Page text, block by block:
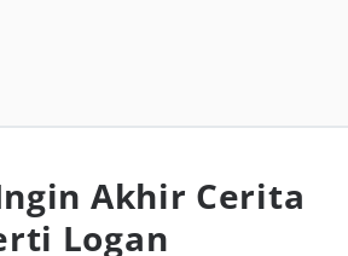
Akhir Cerita
Logan